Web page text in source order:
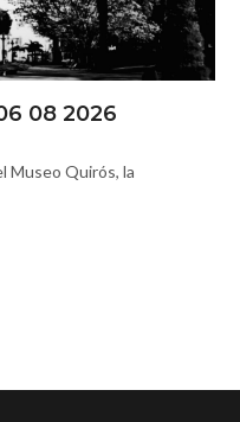
08 2026
Museo Quirós, la